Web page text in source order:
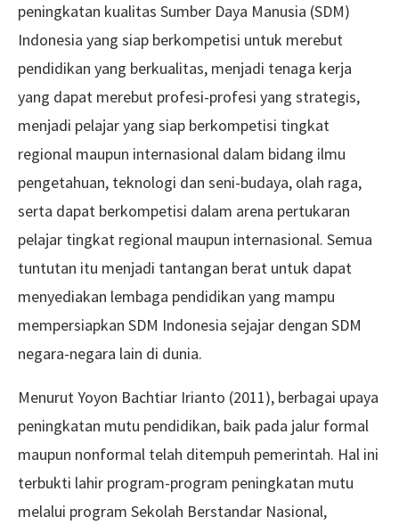
peningkatan kualitas Sumber Daya Manusia (SDM)
Indonesia yang siap berkompetisi untuk merebut
pendidikan yang berkualitas, menjadi tenaga kerja
yang dapat merebut profesi-profesi yang strategis,
menjadi pelajar yang siap berkompetisi tingkat
regional maupun internasional dalam bidang ilmu
pengetahuan, teknologi dan seni-budaya, olah raga,
serta dapat berkompetisi dalam arena pertukaran
pelajar tingkat regional maupun internasional. Semua
tuntutan itu menjadi tantangan berat untuk dapat
menyediakan lembaga pendidikan yang mampu
mempersiapkan SDM Indonesia sejajar dengan SDM
negara-negara lain di dunia.
Menurut Yoyon Bachtiar Irianto (2011), berbagai upaya
peningkatan mutu pendidikan, baik pada jalur formal
maupun nonformal telah ditempuh pemerintah. Hal ini
terbukti lahir program-program peningkatan mutu
melalui program Sekolah Berstandar Nasional,